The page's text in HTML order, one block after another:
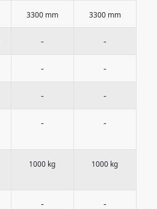
3300 mm 3300 mm
- -
- -
- -
- -
1000 kg 1000 kg
- -